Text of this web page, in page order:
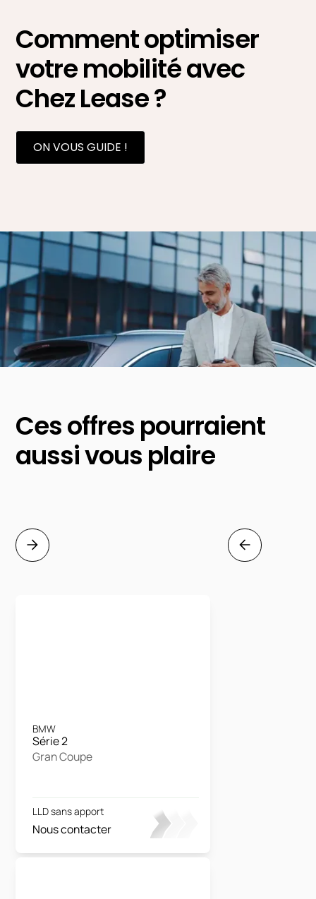
Comment optimiser
votre mobilité avec
Chez Lease ?
ON VOUS GUIDE !
Ces offres pourraient
aussi vous plaire
BMW
Série 2
Gran Coupe
LLD sans apport
Nous contacter